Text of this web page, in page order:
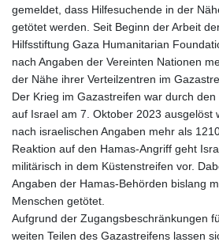
LVL
MAD
MGA
MKD
gemeldet, dass Hilfesuchende in der
getötet werden. Seit Beginn der Arbeit
Hilfsstiftung Gaza Humanitarian
nach Angaben der Vereinten Nationen
der Nähe ihrer Verteilzentren im
Der Krieg im Gazastreifen war durch
auf Israel am 7. Oktober 2023 ausgelöst
nach israelischen Angaben mehr als
Reaktion auf den Hamas-Angriff geht
militärisch in dem Küstenstreifen vor.
Angaben der Hamas-Behörden bislang
Menschen getötet.
Aufgrund der Zugangsbeschränkungen
weiten Teilen des Gazastreifens lassen